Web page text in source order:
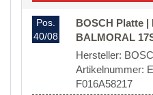
Pos.
40/08
BOSCH Platte
BALMORAL
Hersteller:
Artikelnummer:
F016A58217